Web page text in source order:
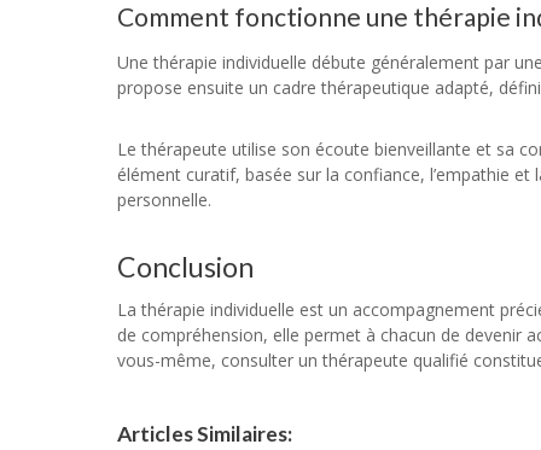
Comment fonctionne une thérapie
Une thérapie individuelle débute généralement par
propose ensuite un cadre thérapeutique adapté,
Le thérapeute utilise son écoute bienveillante et sa
élément curatif, basée sur la confiance, l’empathie
personnelle.
Conclusion
La thérapie individuelle est un accompagnement
de compréhension, elle permet à chacun de devenir
vous-même, consulter un thérapeute qualifié
Articles Similaires: